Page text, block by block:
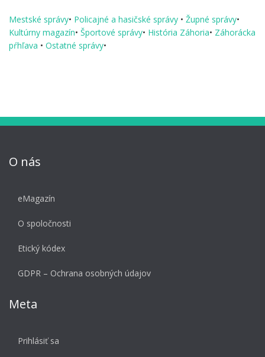
Mestské správy• Policajné a hasičské správy • Župné správy•
Kultúrny magazín• Športové správy• História Záhoria• Záhorácka
pŕhľava • Ostatné správy•
O nás
eMagazín
O spoločnosti
Etický kódex
GDPR – Ochrana osobných údajov
Meta
Prihlásiť sa